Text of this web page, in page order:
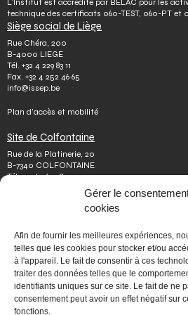
Gérer le
cookies
Afin de fournir les meilleures expériences,
telles que les cookies pour stocker et/ou
à l'appareil. Le fait de consentir à ces
traiter des données telles que le
identifiants uniques sur ce site. Le fait de ne
consentement peut avoir un effet négatif sur
fonctions.
L’Institut est accrédité par BELAC pour les
technique des certificats 060-TEST, 060-PT et
Siège social de Liège
Rue Chéra, 200
B-4000 LIEGE
Tél. +32 4 229 83 11
Fax. +32 4 252 46 65
info@issep.be
Plan d’accès et mobilité
Site de Colfontaine
Rue de la Platinerie, 20
B-7340 COLFONTAINE
Tél.+32 65 610 813
colfontaine@issep.be
Qui sommes-nous
Travailler chez nous
Effectuer un stage
Poser une question
Autres
Vie privée